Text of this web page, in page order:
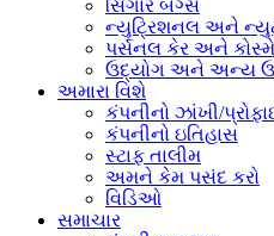
સિગાર બેગ્સ
ન્યુટ્રિશનલ અને
પર્સનલ કેર અને
ઉદ્યોગ અને અન્ય
અમારા વિશે
કંપનીનો ઝાંખી/
કંપનીનો ઇતિહાસ
સ્ટાફ તાલીમ
અમને કેમ પસંદ કરો
વિડિઓ
સમાચાર